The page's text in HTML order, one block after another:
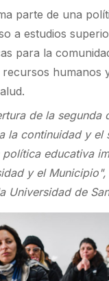
parte de una
a estudios
para la
humanos
de la segunda
la continuidad y el
política educativa
y el
Universidad de